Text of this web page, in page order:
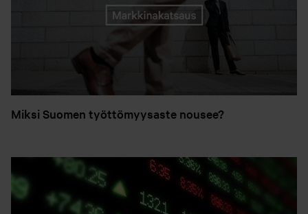
Miksi Suomen työttömyysaste nousee?